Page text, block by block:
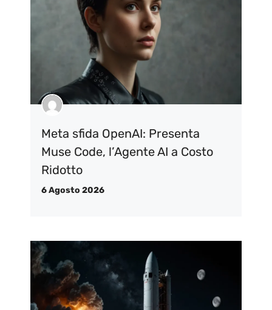
Meta sfida OpenAI: Presenta
Muse Code, l’Agente AI a Costo
Ridotto
6 Agosto 2026